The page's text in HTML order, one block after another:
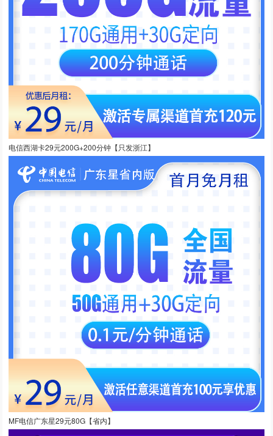
电信西湖卡29元200G+200分钟【只发浙江】
MF电信广东星29元80G【省内】